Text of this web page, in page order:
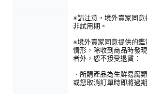
※請注意，境外賣家同意
非試用期。
※境外賣家同意提供的鑑
情形，除收到商品時發
者外，恕不接受退貨：
．所購產品為生鮮易腐
或您取消訂單時即將過